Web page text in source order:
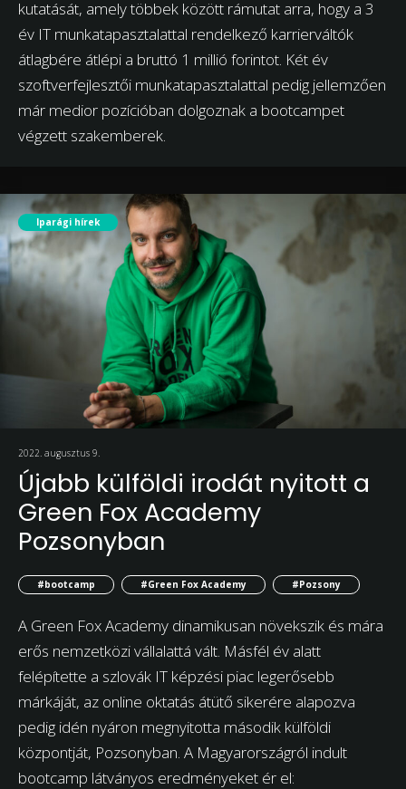
kutatását, amely többek között rámutat arra, hogy a 3
év IT munkatapasztalattal rendelkező karrierváltók
átlagbére átlépi a bruttó 1 millió forintot. Két év
szoftverfejlesztői munkatapasztalattal pedig jellemzően
már medior pozícióban dolgoznak a bootcampet
végzett szakemberek.
Iparági hírek
2022. augusztus 9.
Újabb külföldi irodát nyitott a
Green Fox Academy
Pozsonyban
#bootcamp #Green Fox Academy #Pozsony
A Green Fox Academy dinamikusan növekszik és mára
erős nemzetközi vállalattá vált. Másfél év alatt
felépítette a szlovák IT képzési piac legerősebb
márkáját, az online oktatás átütő sikerére alapozva
pedig idén nyáron megnyitotta második külföldi
központját, Pozsonyban. A Magyarországról indult
bootcamp látványos eredményeket ér el: